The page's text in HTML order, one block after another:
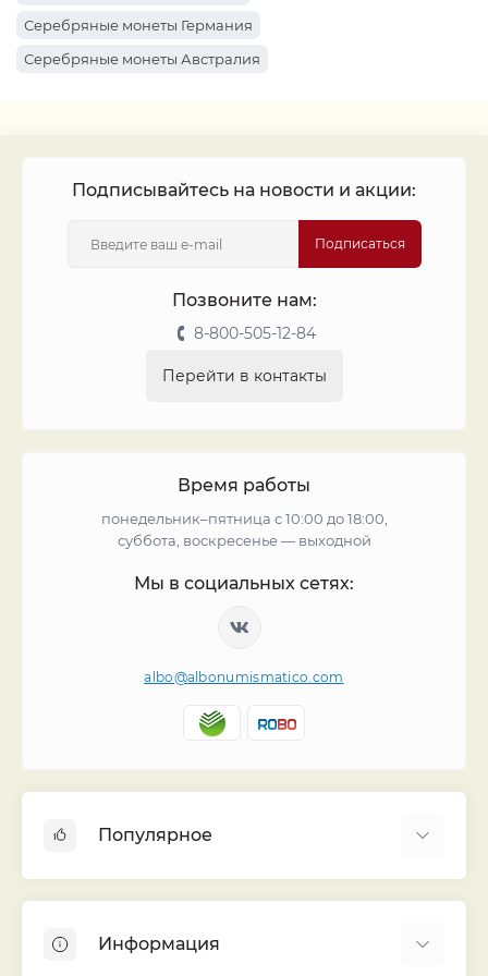
Монеты 1961
Монеты 1934
Монеты 1922
Монеты 1963
Серебряные монеты Германия
Серебряные монеты Австралия
Подписывайтесь на новости и акции:
Подписаться
Позвоните нам:
8-800-505-12-84
Перейти в контакты
Время работы
понедельник–пятница с 10:00 до 18:00,
суббота, воскресенье — выходной
Мы в социальных сетях:
albo@albonumismatico.com
Популярное
Монеты
Информация